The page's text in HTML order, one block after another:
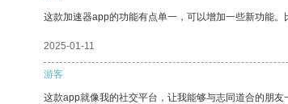
这款加速器app的功能有点单一，可以增加一些新功能
2025-01-11
游客
这款app就像我的社交平台，让我能够与志同道合的朋友